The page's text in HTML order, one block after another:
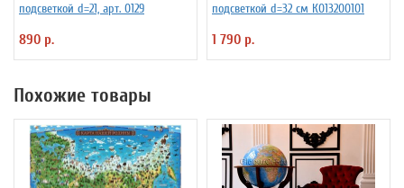
подсветкой d=21, арт. 0129
890 р.
подсветкой d=32 см К013200101
1 790 р.
Похожие товары